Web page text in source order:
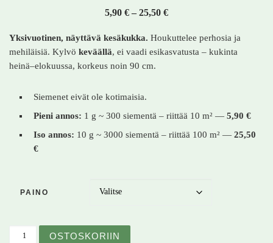
5,90 € – 25,50 €Hintaluokka: 5,90 € -
Yksivuotinen, näyttävä kesäkukka. Houkuttelee perhosia ja
mehiläisiä. Kylvö keväällä, ei vaadi esikasvatusta – kukinta
heinä–elokuussa, korkeus noin 90 cm.
Siemenet eivät ole kotimaisia.
Pieni annos: 1 g ~ 300 siementä – riittää 10 m² — 5,90 €
Iso annos: 10 g ~ 3000 siementä – riittää 100 m² — 25,50
€
PAINO
OSTOSKORIIN